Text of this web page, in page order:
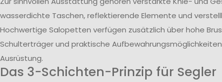
wasserdichte Taschen, reflektierende Elemente und
Hochwertige Salopetten verfügen zusätzlich über hohe
Schulterträger und praktische
Ausrüstung.
Das 3-Schichten-Prinzip für Segler